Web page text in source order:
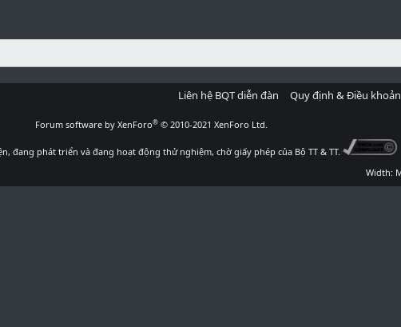
Liên hệ BQT diễn đàn Quy định & Điều khoản
Forum software by XenForo® © 2010-2021 XenForo Ltd.
đang phát triển và đang hoạt động thử nghiệm, chờ giấy phép của Bộ TT & TT.
Width